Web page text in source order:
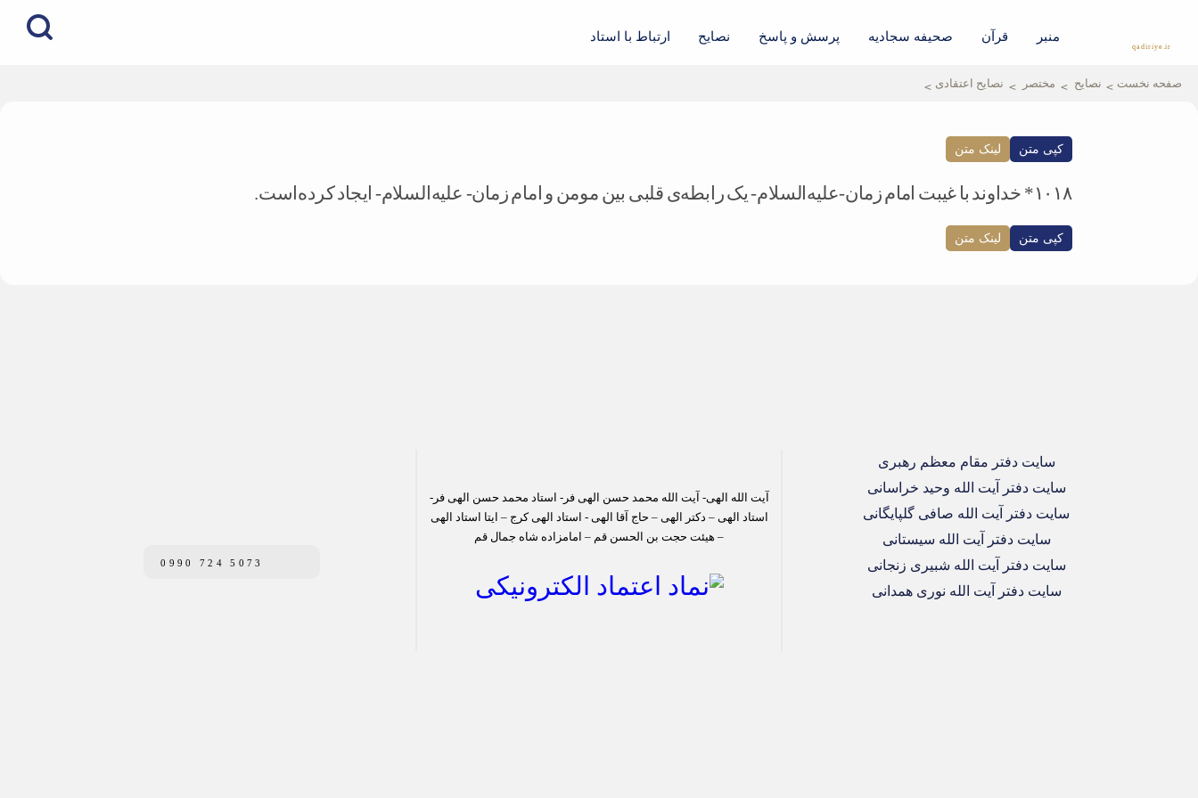
qadiriye.ir
منبر قرآن صحیفه سجادیه پرسش و پاسخ نصایح ارتباط با استاد
صفحه نخست نصایح مختصر نصایح اعتقادی
کپی متن لینک متن
۱۰۱۸* خداوند با غیبت امام زمان-علیه‌السلام- یک رابطه‌ی قلبی بین مومن و امام زمان- علیه‌السلام- ایجاد کرده‌است.
کپی متن لینک متن
سایت دفتر مقام معظم رهبری
سایت دفتر آیت الله وحید خراسانی
سایت دفتر آیت الله صافی گلپایگانی
سایت دفتر آیت الله سیستانی
سایت دفتر آیت الله شبیری زنجانی
سایت دفتر آیت الله نوری همدانی
آیت الله الهی- آیت الله محمد حسن الهی فر- استاد محمد حسن الهی فر-
استاد الهی – دکتر الهی – حاج آقا الهی - استاد الهی کرج – ایتا استاد الهی
– هیئت حجت بن الحسن قم – امامزاده شاه جمال قم
0990 724 5073